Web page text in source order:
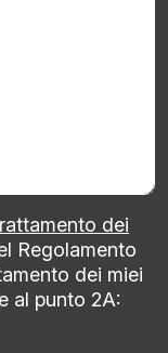
dei
Regolamento
dei miei
al punto 2A: